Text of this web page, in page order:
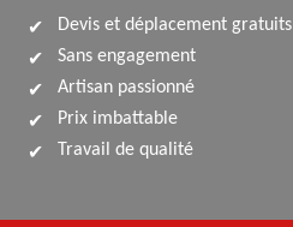
Devis et déplacement gratuits
Sans engagement
Artisan passionné
Prix imbattable
Travail de qualité